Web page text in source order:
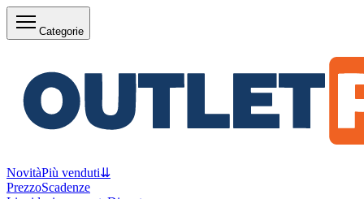
Categorie
NovitàPiù venduti⇊
PrezzoScadenze